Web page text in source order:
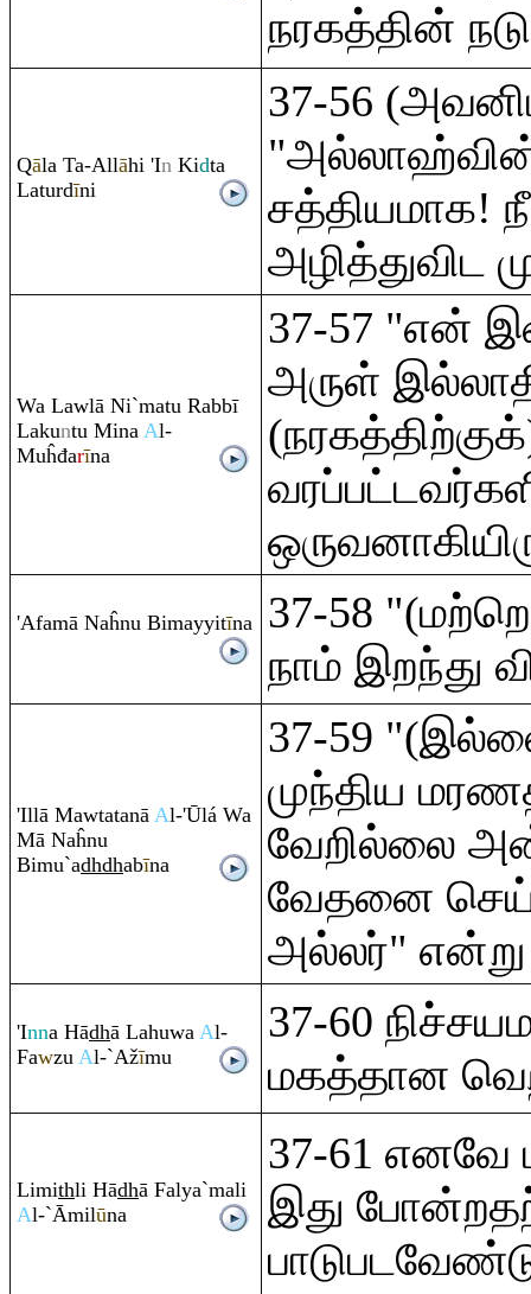
நரகத்தின்
Qāla Ta-Allāhi 'In Kidta
Laturdīni
37-56
சத்தியமாக!
அழித்துவிட
Wa Lawlā Ni`matu Rabbī
Lakuntu Mina Al-
Muĥđarīna
37-57 "என்
அருள்
'Afamā Naĥnu Bimayyitīna
37-58
நாம் இறந்து
'Illā Mawtatanā Al-'Ūlá Wa
Mā Naĥnu
Bimu`adhdhabīna
37-59
முந்திய
வேறில்லை
வேதனை
அல்லர்" என்று
'Inna Hādhā Lahuwa Al-
Fawzu Al-`Ažīmu
37-60
மகத்தான
Limithli Hādhā Falya`mali
Al-`Āmilūna
37-61 எனவே
இது